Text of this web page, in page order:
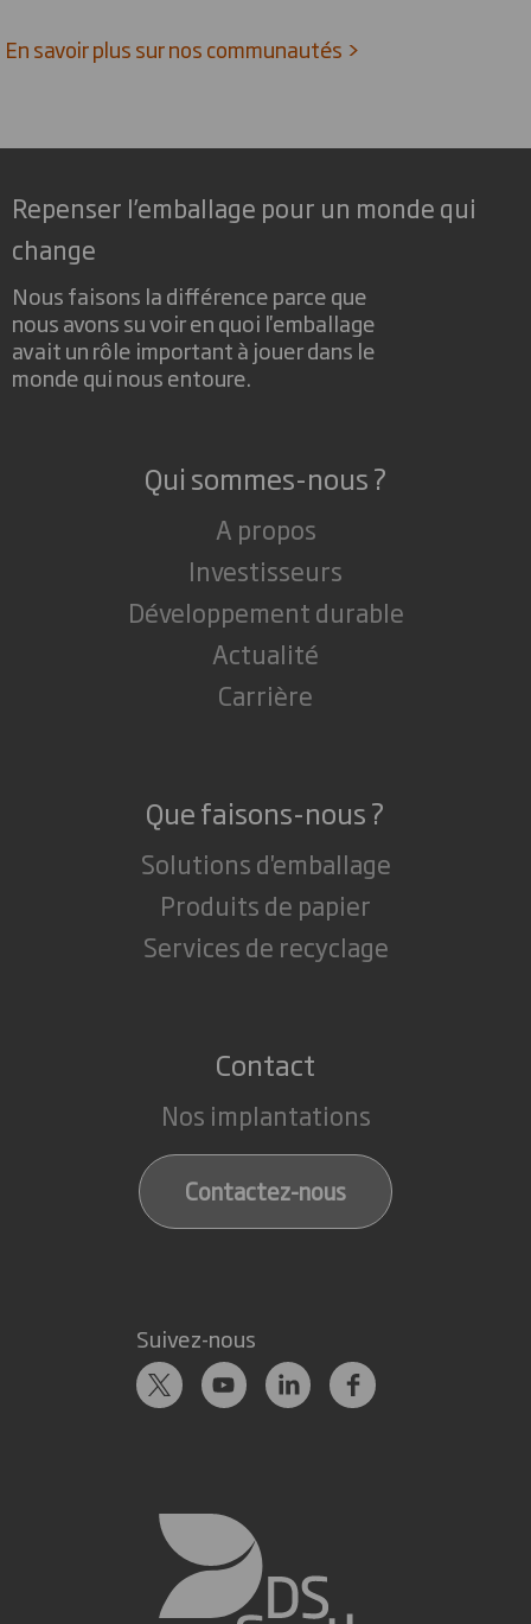
En savoir plus sur nos communautés >
Repenser l’emballage pour un monde qui
change
Nous faisons la différence parce que
nous avons su voir en quoi l'emballage
avait un rôle important à jouer dans le
monde qui nous entoure.
Qui sommes-nous ?
A propos
Investisseurs
Développement durable
Actualité
Carrière
Que faisons-nous ?
Solutions d'emballage
Produits de papier
Services de recyclage
Contact
Nos implantations
Contactez-nous
Suivez-nous